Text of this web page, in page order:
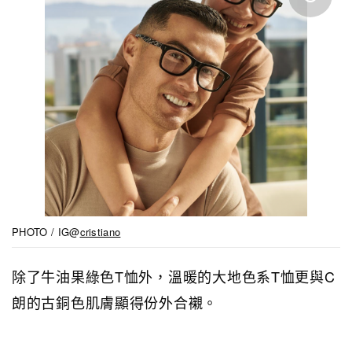
PHOTO / IG@cristiano
除了牛油果綠色T恤外，溫暖的大地色系T恤更與C
朗的古銅色肌膚顯得份外合襯。